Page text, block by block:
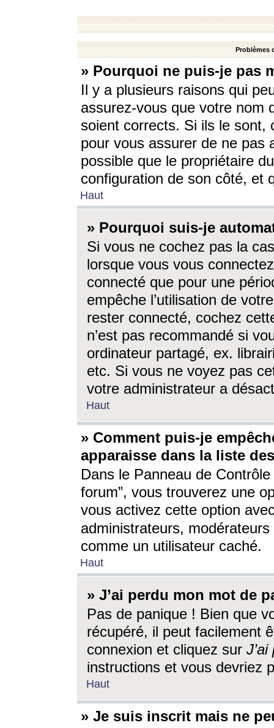
Problèmes
» Pourquoi ne puis-je pas
Il y a plusieurs raisons qui
assurez-vous que votre nom
soient corrects. Si ils le sont,
pour vous assurer de ne pas
possible que le propriétaire
configuration de son côté, et
Haut
» Pourquoi suis-je
Si vous ne cochez pas la
lorsque vous vous
connecté que pour une
empêche l’utilisation de
rester connecté, cochez
n’est pas recommandé si
ordinateur partagé, ex.
etc. Si vous ne voyez pas
votre administrateur a
Haut
» Comment puis-je
apparaisse dans la liste
Dans le Panneau de
forum”, vous trouverez une
vous activez cette option
administrateurs,
comme un utilisateur caché.
Haut
» J’ai perdu mon mot de
Pas de panique ! Bien que
récupéré, il peut facilement
connexion et cliquez sur
instructions et vous devriez
Haut
» Je suis inscrit mais ne